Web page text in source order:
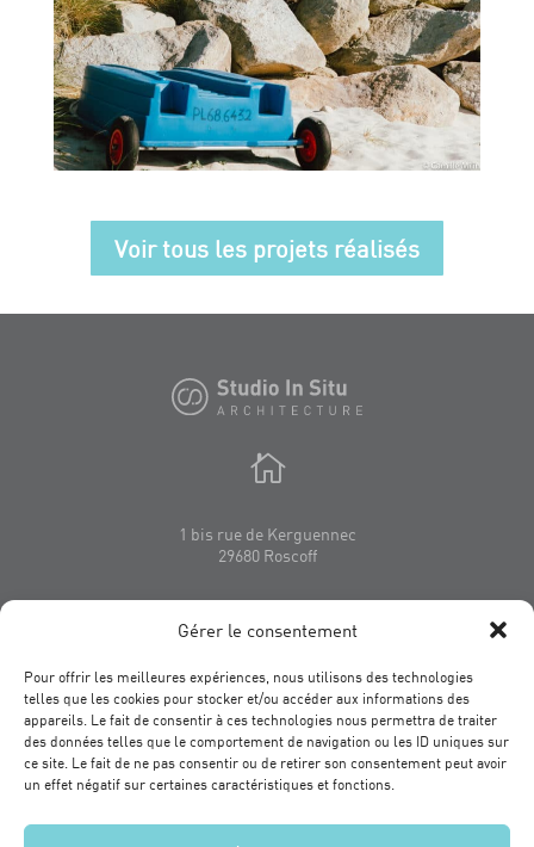
Gérer le consentement
Pour offrir les meilleures expériences, nous utilisons des technologies
telles que les cookies pour stocker et/ou accéder aux informations des
appareils. Le fait de consentir à ces technologies nous permettra de traiter
des données telles que le comportement de navigation ou les ID uniques sur
ce site. Le fait de ne pas consentir ou de retirer son consentement peut avoir
un effet négatif sur certaines caractéristiques et fonctions.
Voir tous les projets réalisés

1 bis rue de Kerguennec
29680 Roscoff
Architecte
06 64 97 51 86